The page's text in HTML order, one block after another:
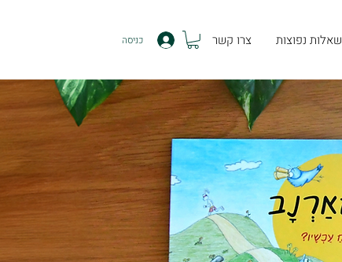
כניסה צרו קשר שאלות נפוצות